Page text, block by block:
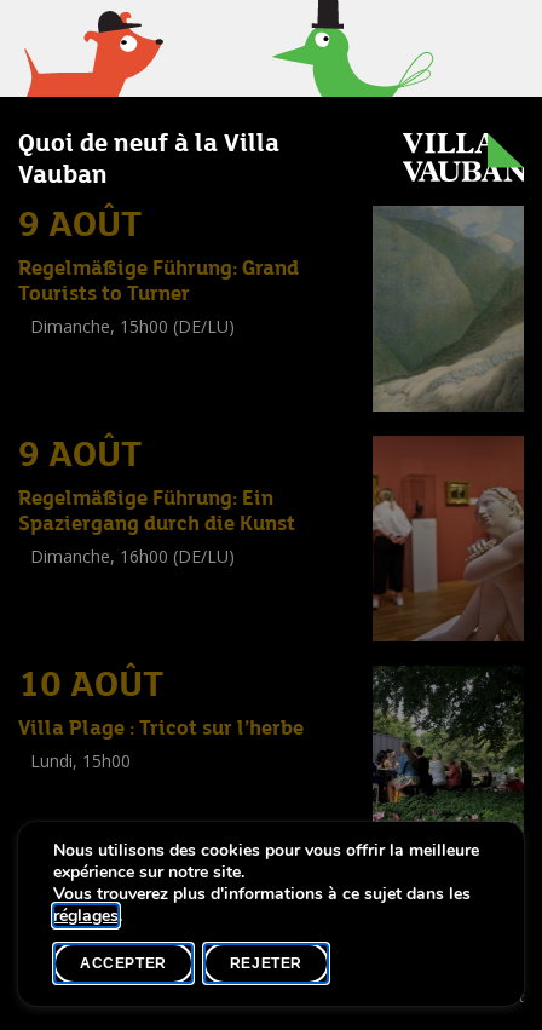
Quoi de neuf à la Villa
Vauban
9 AOÛT
Regelmäßige Führung: Grand
Tourists to Turner
Dimanche, 15h00 (DE/LU)
9 AOÛT
Regelmäßige Führung: Ein
Spaziergang durch die Kunst
Dimanche, 16h00 (DE/LU)
10 AOÛT
Villa Plage : Tricot sur l’herbe
Lundi, 15h00
Notice légale-
Copyright © 2026, Lëtzebuerg City Museum. Tous droits réservés
made by Apart
Nous utilisons des cookies pour vous offrir la meilleure
expérience sur notre site.
Vous trouverez plus d'informations à ce sujet dans les
réglages.
ACCEPTER REJETER